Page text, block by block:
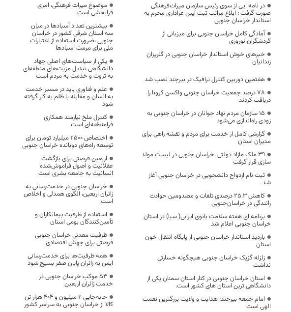
در نامه‌ ایی از سوی رئیس سازمان میراث‌فرهنگی
صورت گرفت : ابلاغ مراتب ثبت آیین عزاداری محرم به
استاندار خراسان جنوبی
آمادگی کامل خراسان جنوبی برای میزبانی از
گردشگران نوروزی
خبرهای خوش استاندار خراسان جنوبی در گلریزان
زندانیان
هفتمین دوربین کنترل ترافیک در بیرجند نصب شد
۷۸ درصد جمعیت خراسان جنوبی واکسن کرونا را
دریافت کردند
۱۵ سازمان مردم نهاد جوانان در خراسان جنوبی به
زودی راه‌اندازی می‌شود
گزارشی کامل از خدمت برای مردم و نقشه راهی برای
مدیران استان
۳۹ ملک مازاد دولتی خراسان جنوبی در لیست مولد
سازی قرار گرفت
ثبت نام ازدواج دانشجویی در خراسان جنوبی آغاز
شد
کاهش ۲۵.۳ درصدی تلفات و مصدومین حوادث
رانندگی در خراسان‌جنوبی
برنامه ای هفته سلامت بانوی ایرانی( سبا) در استان
خراسان جنوبی اعلام شد
بازديد استاندار خراسان جنوبی از پایگاه انتقال خون
استان
زلزله گزیک خراسان جنوبی هیچگونه خسارتی
نداشت
استان خراسان جنوبی در کنار استان سمنان یکی از
دانشگاهی ترین استان های کشور است.
امام جمعه بیرجند: هدایت و ولایت بزرگترین نعمت
الهی است
موضوع میراث فرهنگی، امری
فرابخشی است
بیشترین تعداد آسبادها در میان
سه استان شرقی کشور در خراسان
جنوبی ،ضرورت استفاده از اعتبارات
ملی برای مرمت آسبادها
یکی از سیاست‌های اصلی جهاد
دانشگاهی تبدیل مزیت‌های منطقه‌ای
به ثروت و خدمت به مردم است
علم و فناوری باید در مسیر خدمت
به انسان و مقابله با ظلم به کار گرفته
شود
کنترل ملخ نیازمند همکاری
فرامنطقه‌ای است
اختصاص 2500 میلیارد تومان برای
توسعه راه‌های دوبانده خراسان جنوبی
اربعین فرصتی برای بازگشت
عقلانیت و اصول فراموش‌شده
انسانیت به جامعه بشری است
خراسان جنوبی در خدمت‌رسانی به
زائران اربعین، الگوی همدلی و اخلاص
است
استفاده از ظرفیت پیمانکاران و
تأمین‌کنندگان بومی استان
ظرفیت معدنی خراسان جنوبی
فرصتی برای جهش اقتصادی
همه ظرفیت‌ها برای خدمت‌رسانی
ایمن به زائران پایان صفر بسیج شود
53 موکب خراسان جنوبی در
خدمت زائران اربعین
جابه‌جایی 2 میلیون و 404 هزار تن
کالا از خراسان جنوبی به سراسر کشور